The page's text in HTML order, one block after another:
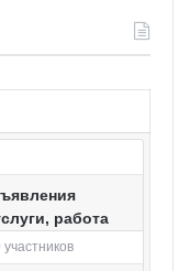
работа